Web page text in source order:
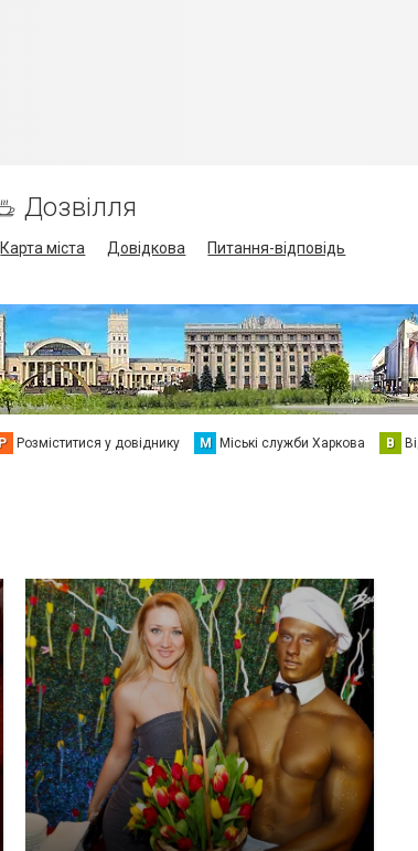
Дозвілля
Карта міста Довідкова
Питання-відповідь
Р Розміститися у довіднику М Міські служби Харкова В